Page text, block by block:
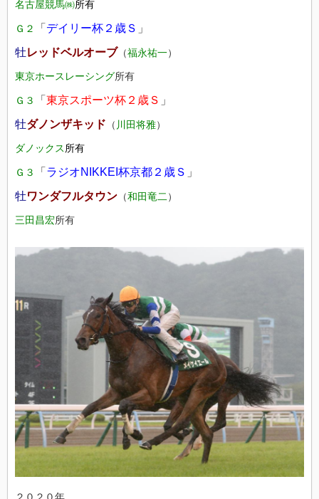
名古屋競馬㈱所有
Ｇ２ 「 デイリー杯２歳Ｓ 」
牡レッドベルオーブ （福永祐一）
東京ホースレーシング所有
Ｇ３ 「 東京スポーツ杯２歳Ｓ 」
牡ダノンザキッド （ 川田将雅）
ダノックス所有
Ｇ３ 「 ラジオNIKKEI杯京都２歳Ｓ 」
牡ワンダフルタウン （和田竜二 ）
三田昌宏所有
２０２０年